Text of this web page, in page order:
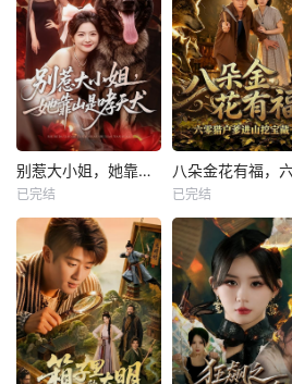
别惹大小姐，她靠山是哮天犬
已完结 已完结